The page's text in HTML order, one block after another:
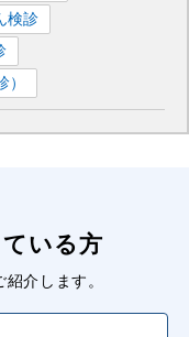
検診
いる方
介します。